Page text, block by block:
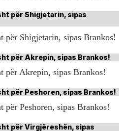
për Shigjetarin, sipas Brankos!
për Akrepin, sipas Brankos!
Peshoren, sipas Brankos!